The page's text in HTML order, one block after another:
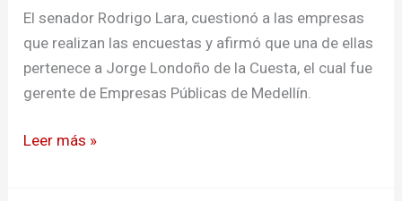
El senador Rodrigo Lara, cuestionó a las empresas
que realizan las encuestas y afirmó que una de ellas
pertenece a Jorge Londoño de la Cuesta, el cual fue
gerente de Empresas Públicas de Medellín.
firmas
encuestadores
Leer más »